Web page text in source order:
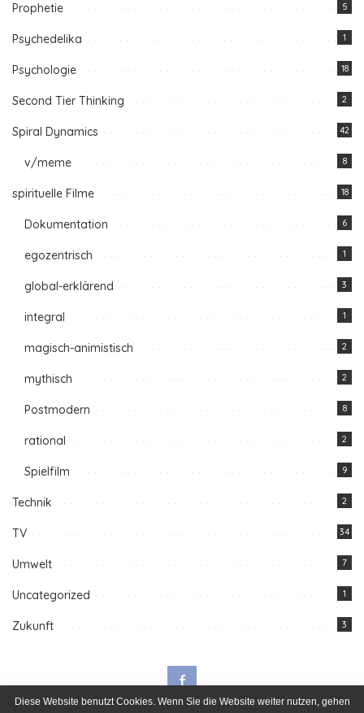
Prophetie 5
Psychedelika 1
Psychologie 18
Second Tier Thinking 2
Spiral Dynamics 42
v/meme 8
spirituelle Filme 18
Dokumentation 6
egozentrisch 1
global-erklärend 3
integral 1
magisch-animistisch 2
mythisch 2
Postmodern 8
rational 2
Spielfilm 9
Technik 2
TV 34
Umwelt 7
Uncategorized 1
Zukunft 3
Diese Website benutzt Cookies. Wenn Sie die Website weiter nutzen, gehen